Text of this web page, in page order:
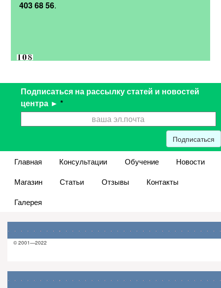
403 68 56.
Подписаться на рассылку статей и новостей
центра ► *
Подписаться
Главная Консультации Обучение
Новости
Магазин
Статьи Отзывы
Контакты
Галерея
© 2001—2022